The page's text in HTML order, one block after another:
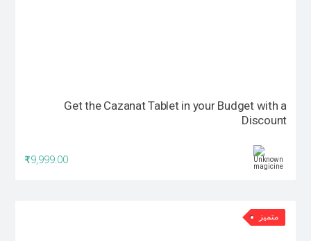
Get the Cazanat Tablet in your Budget with a
Discount
₹9,999.00
متميز